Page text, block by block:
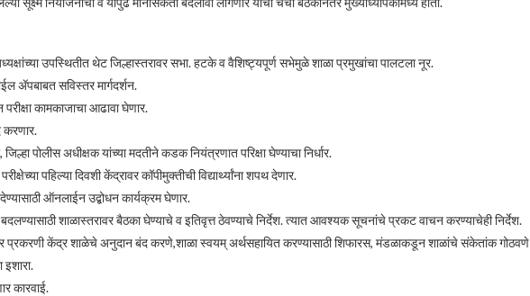
उपस्थितीत थेट जिल्हास्तरावर सभा. हटके व वैशिष्ट्यपूर्ण सभेमुळे शाळा प्रमुखांचा पालटला नूर.
ॲपबाबत सविस्तर मार्गदर्शन.
कामकाजाचा आढावा घेणार.
करणार.
जिल्हा पोलीस अधीक्षक यांच्या मदतीने कडक नियंत्रणात परिक्षा घेण्याचा निर्धार.
पहिल्या दिवशी केंद्रावर कॉपीमुक्तीची विद्यार्थ्यांना शपथ देणार.
देण्यासाठी ऑनलाईन उद्बोधन कार्यक्रम घेणार.
बदलण्यासाठी शाळास्तरावर बैठका घेण्याचे व इतिवृत्त ठेवण्याचे निर्देश. त्यात आवश्यक सूचनांचे प्रकट वाचन करण्याचेही निर्देश.
प्रकरणी केंद्र शाळेचे अनुदान बंद करणे,शाळा स्वयम् अर्थसहायित करण्यासाठी शिफारस, मंडळाकडून शाळांचे संकेतांक गोठवणे
इशारा.
कारवाई.